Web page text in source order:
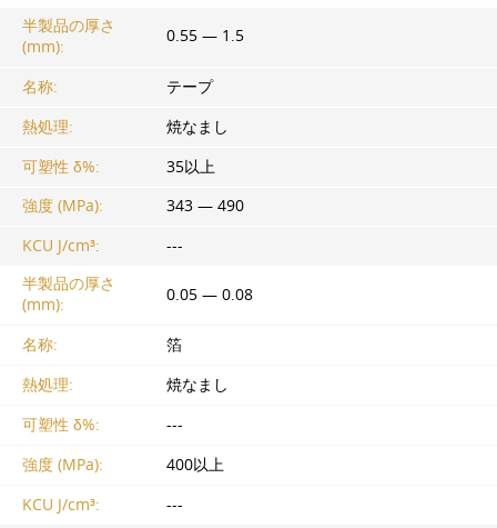
半製品の厚さ
(mm):
0.55 — 1.5
名称:
テープ
熱処理:
焼なまし
可塑性 δ%:
35以上
強度 (MPa):
343 — 490
KCU J/cm³:
---
半製品の厚さ
(mm):
0.05 — 0.08
名称:
箔
熱処理:
焼なまし
可塑性 δ%:
---
強度 (MPa):
400以上
KCU J/cm³:
---